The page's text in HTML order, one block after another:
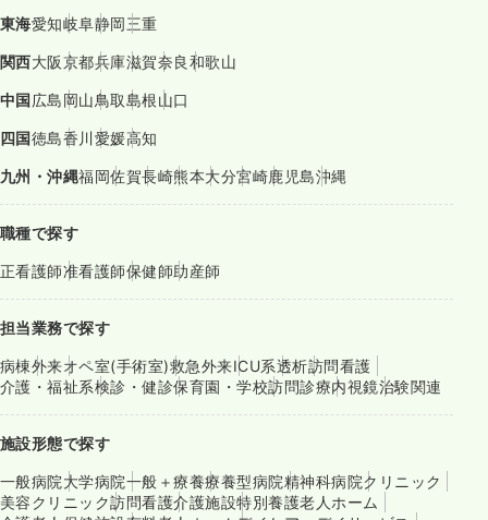
東海愛知岐阜静岡三重
関西大阪京都兵庫滋賀奈良和歌山
中国広島岡山鳥取島根山口
四国徳島香川愛媛高知
九州・沖縄福岡佐賀長崎熊本大分宮崎鹿児島沖縄
職種で探す
正看護師准看護師保健師助産師
担当業務で探す
病棟外来オペ室(手術室)救急外来ICU系透析訪問看護
介護・福祉系検診・健診保育園・学校訪問診療内視鏡治験関連
施設形態で探す
一般病院大学病院一般＋療養療養型病院精神科病院クリニック
美容クリニック訪問看護介護施設特別養護老人ホーム